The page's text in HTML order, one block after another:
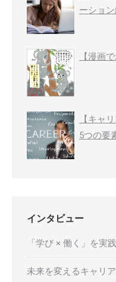
ーショ
【漫画
【キャ
5つの要
インタビュー
「学び × 働く」を実
未来を変えるキャリ